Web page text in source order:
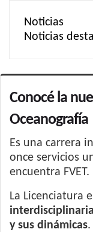
Noticias
Noticias
Conocé la
Oceanografía
Es una carrera
once servicios
encuentra FVET.
La Licenciatura
y sus dinámicas